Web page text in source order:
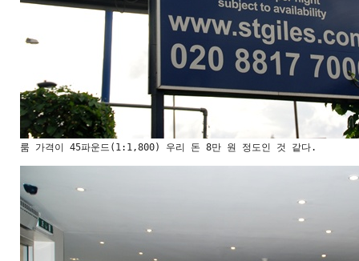
룸 가격이 45파운드(1:1,800) 우리 돈 8만 원 정도인 것 같다.